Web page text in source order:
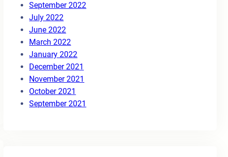
September 2022
July 2022
June 2022
March 2022
January 2022
December 2021
November 2021
October 2021
September 2021